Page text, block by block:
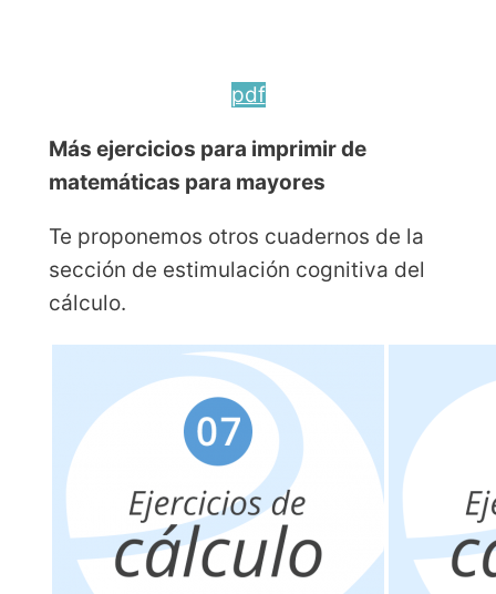
pdf
Más ejercicios para imprimir de
matemáticas para mayores
Te proponemos otros cuadernos de la
sección de estimulación cognitiva del
cálculo.